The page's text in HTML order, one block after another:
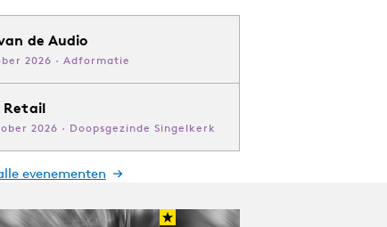
de Audio
2026 · Adformatie
Retail
2026 · Doopsgezinde Singelkerk
evenementen